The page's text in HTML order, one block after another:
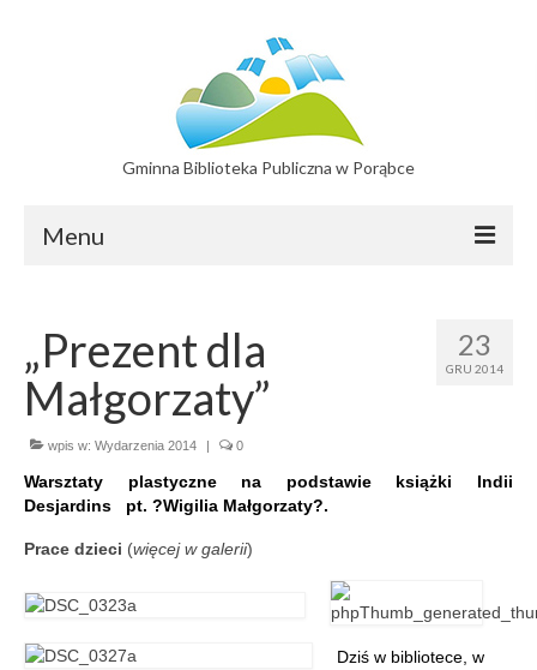
Gminna Biblioteka Publiczna w Porąbce
Menu
Filia w Bujakowie
Filia w Czańcu
Filia w Kobiernicach
Katalog On-line
Aktualności
Wydarzenia 2022
wydarzenia 2021
23
GRU 2014
„Prezent dla
Małgorzaty”
wpis w: Wydarzenia 2014 | 0
Warsztaty plastyczne na podstawie książki Indii
Desjardins pt. ?Wigilia Małgorzaty?.
Prace dzieci (więcej w galerii)
Dziś w bibliotece, w